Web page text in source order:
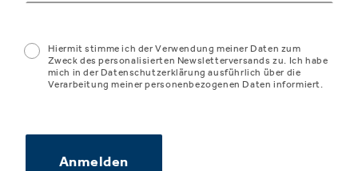
Hiermit stimme ich der Verwendung meiner Daten zum
Zweck des personalisierten Newsletterversands zu. Ich habe
mich in der Datenschutzerklärung ausführlich über die
Verarbeitung meiner personenbezogenen Daten informiert.
Anmelden